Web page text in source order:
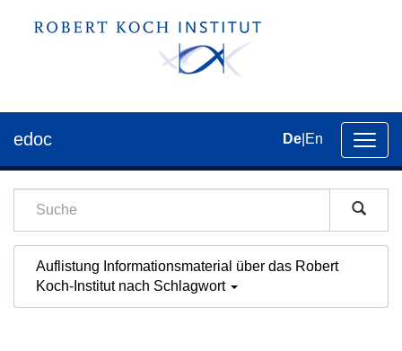
der
edoc De En
Auflistung Informationsmaterial über das Robert
Koch-Institut nach Schlagwort